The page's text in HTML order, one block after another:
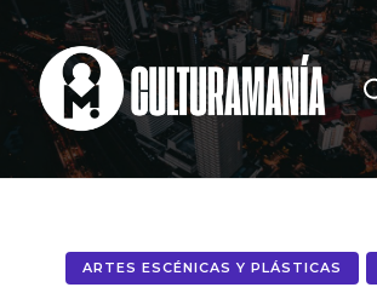
ARTES ESCÉNICAS Y PLÁSTICAS